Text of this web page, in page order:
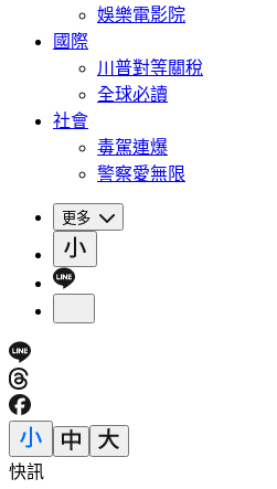
娛樂電影院
國際
川普對等關稅
全球必讀
社會
毒駕連爆
警察愛無限
更多
快訊